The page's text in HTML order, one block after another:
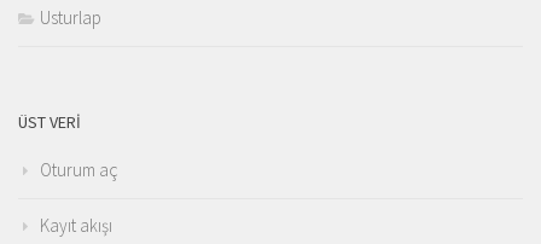
Usturlap
ÜST VERI
Oturum aç
Kayıt akışı